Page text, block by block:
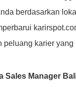
berdasarkan
karier yang
Sales Manager